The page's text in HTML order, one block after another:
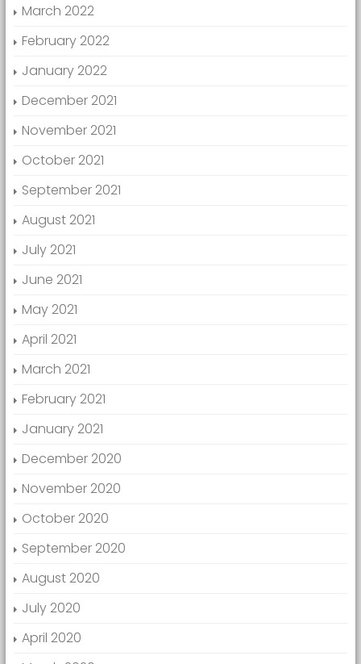
March 2022
February 2022
January 2022
December 2021
November 2021
October 2021
September 2021
August 2021
July 2021
June 2021
May 2021
April 2021
March 2021
February 2021
January 2021
December 2020
November 2020
October 2020
September 2020
August 2020
July 2020
April 2020